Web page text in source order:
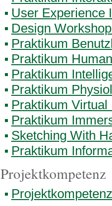
User Experience
Design
Praktikum
Praktikum
Praktikum
Praktikum
Praktikum Virtual
Praktikum
Sketching With
Praktikum
Projektkompetenz